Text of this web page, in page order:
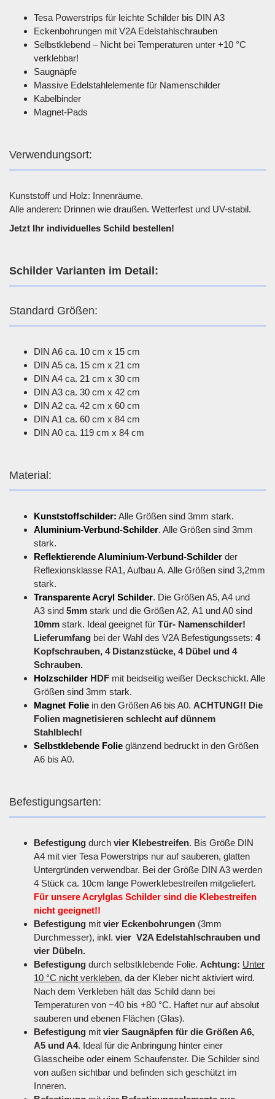
Tesa Powerstrips für leichte Schilder bis DIN A3
Eckenbohrungen mit V2A Edelstahlschrauben
Selbstklebend – Nicht bei Temperaturen unter +10 °C
verklebbar!
Saugnäpfe
Massive Edelstahlelemente für Namenschilder
Kabelbinder
Magnet-Pads
Verwendungsort:
Kunststoff und Holz: Innenräume.
Alle anderen: Drinnen wie draußen. Wetterfest und UV-stabil.
Jetzt Ihr individuelles Schild bestellen!
Schilder Varianten im Detail:
Standard Größen:
DIN A6 ca. 10 cm x 15 cm
DIN A5 ca. 15 cm x 21 cm
DIN A4 ca. 21 cm x 30 cm
DIN A3 ca. 30 cm x 42 cm
DIN A2 ca. 42 cm x 60 cm
DIN A1 ca. 60 cm x 84 cm
DIN A0 ca. 119 cm x 84 cm
Material:
Kunststoffschilder: Alle Größen sind 3mm stark.
Aluminium-Verbund-Schilder. Alle Größen sind 3mm
stark.
Reflektierende Aluminium-Verbund-Schilder der
Reflexionsklasse RA1, Aufbau A. Alle Größen sind 3,2mm
stark.
Transparente Acryl Schilder. Die Größen A5, A4 und
A3 sind 5mm stark und die Größen A2, A1 und A0 sind
10mm stark. Ideal geeignet für Tür- Namenschilder!
Lieferumfang bei der Wahl des V2A Befestigungssets: 4
Kopfschrauben, 4 Distanzstücke, 4 Dübel und 4
Schrauben.
Holzschilder HDF mit beidseitig weißer Deckschickt. Alle
Größen sind 3mm stark.
Magnet Folie in den Größen A6 bis A0. ACHTUNG!! Die
Folien magnetisieren schlecht auf dünnem
Stahlblech!
Selbstklebende Folie glänzend bedruckt in den Größen
A6 bis A0.
Befestigungsarten:
Befestigung durch vier Klebestreifen. Bis Größe DIN
A4 mit vier Tesa Powerstrips nur auf sauberen, glatten
Untergründen verwendbar. Bei der Größe DIN A3 werden
4 Stück ca. 10cm lange Powerklebestreifen mitgeliefert.
Für unsere Acrylglas Schilder sind die Klebestreifen
nicht geeignet!!
Befestigung mit vier Eckenbohrungen (3mm
Durchmesser), inkl. vier V2A Edelstahlschrauben und
vier Dübeln.
Befestigung durch selbstklebende Folie. Achtung: Unter
10 °C nicht verkleben, da der Kleber nicht aktiviert wird.
Nach dem Verkleben hält das Schild dann bei
Temperaturen von −40 bis +80 °C. Haftet nur auf absolut
sauberen und ebenen Flächen (Glas).
Befestigung mit vier Saugnäpfen für die Größen A6,
A5 und A4. Ideal für die Anbringung hinter einer
Glasscheibe oder einem Schaufenster. Die Schilder sind
von außen sichtbar und befinden sich geschützt im
Inneren.